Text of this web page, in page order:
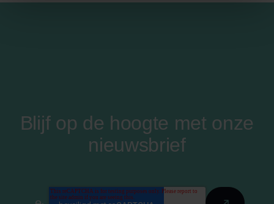
Blijf op de hoogte met onze
nieuwsbrief